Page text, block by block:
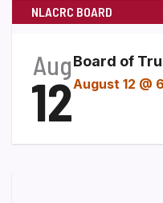
NLACRC BOARD
Aug
12
Board of
August 12 @